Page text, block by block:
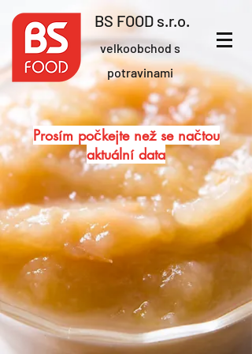
BS FOOD s.r.o.
velkoobchod s
potravinami
Prosím počkejte než se načtou
aktuální data